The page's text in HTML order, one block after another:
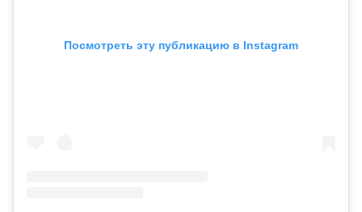
Посмотреть эту публикацию в Instagram